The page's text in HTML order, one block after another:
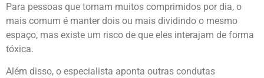
Para pessoas que tomam muitos comprimidos por dia, o
mais comum é manter dois ou mais dividindo o mesmo
espaço, mas existe um risco de que eles interajam de forma
tóxica.
Além disso, o especialista aponta outras condutas